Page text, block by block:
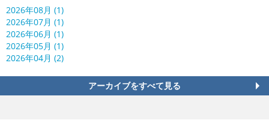
2026年08月 (1)
2026年07月 (1)
2026年06月 (1)
2026年05月 (1)
2026年04月 (2)
アーカイブをすべて見る